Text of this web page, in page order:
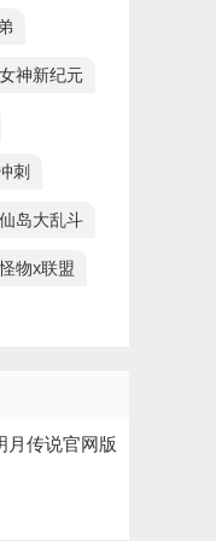
女神新纪元
刺
仙岛大乱斗
怪物x联盟
月传说官网版